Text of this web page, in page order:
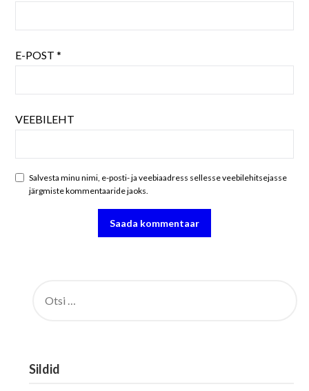
E-POST*
VEEBILEHT
Salvesta minu nimi, e-posti- ja veebiaadress sellesse veebilehitsejasse
järgmiste kommentaaride jaoks.
Sildid